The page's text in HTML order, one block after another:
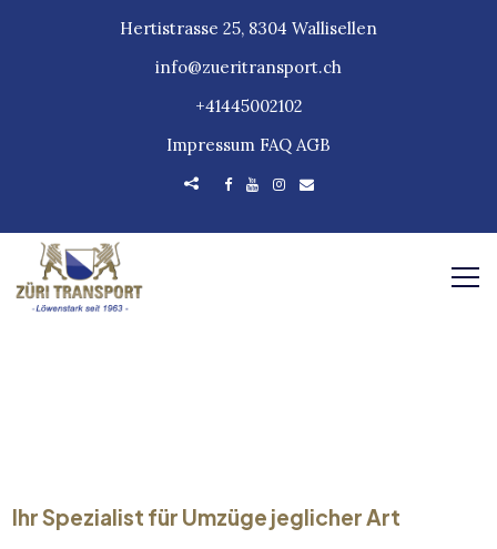
Hertistrasse 25, 8304 Wallisellen
info@zueritransport.ch
+41445002102
Impressum FAQ AGB
Ihr Spezialist für Umzüge jeglicher Art